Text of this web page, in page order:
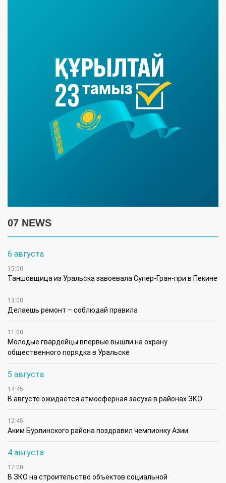
07 NEWS
6 августа
15:00
Таншовщица из Уральска завоевала Супер-Гран-при в Пекине
13:00
Делаешь ремонт – соблюдай правила
11:00
Молодые гвардейцы впервые вышли на охрану
общественного порядка в Уральске
5 августа
14:45
В августе ожидается атмосферная засуха в районах ЗКО
12:45
Аким Бурлинского района поздравил чемпионку Азии
4 августа
17:00
В ЗКО на строительство объектов социальной